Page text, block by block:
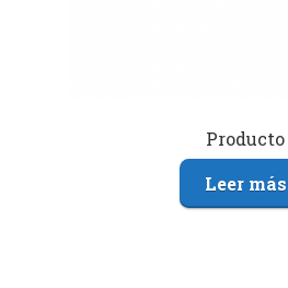
Producto
Leer más